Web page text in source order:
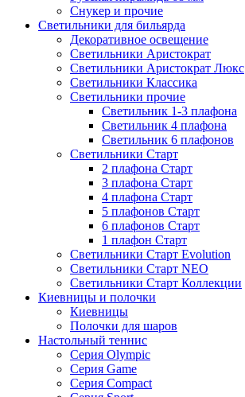
Снукер и прочие
Светильники для бильярда
Декоративное освещение
Светильники Аристократ
Светильники Аристократ Люкс
Светильники Классика
Светильники прочие
Светильник 1-3 плафона
Светильник 4 плафона
Светильник 6 плафонов
Светильники Старт
2 плафона Старт
3 плафона Старт
4 плафона Старт
5 плафонов Старт
6 плафонов Старт
1 плафон Старт
Светильники Старт Evolution
Светильники Старт NEO
Светильники Старт Коллекции
Киевницы и полочки
Киевницы
Полочки для шаров
Настольный теннис
Серия Olympic
Серия Game
Серия Compact